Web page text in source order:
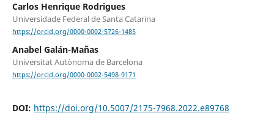
Carlos Henrique Rodrigues
Universidade Federal de Santa Catarina
https://orcid.org/0000-0002-5726-1485
Anabel Galán-Mañas
Universitat Autònoma de Barcelona
https://orcid.org/0000-0002-5498-9171
DOI: https://doi.org/10.5007/2175-7968.2022.e89768